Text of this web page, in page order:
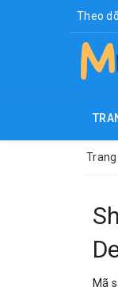
Theo
Mã